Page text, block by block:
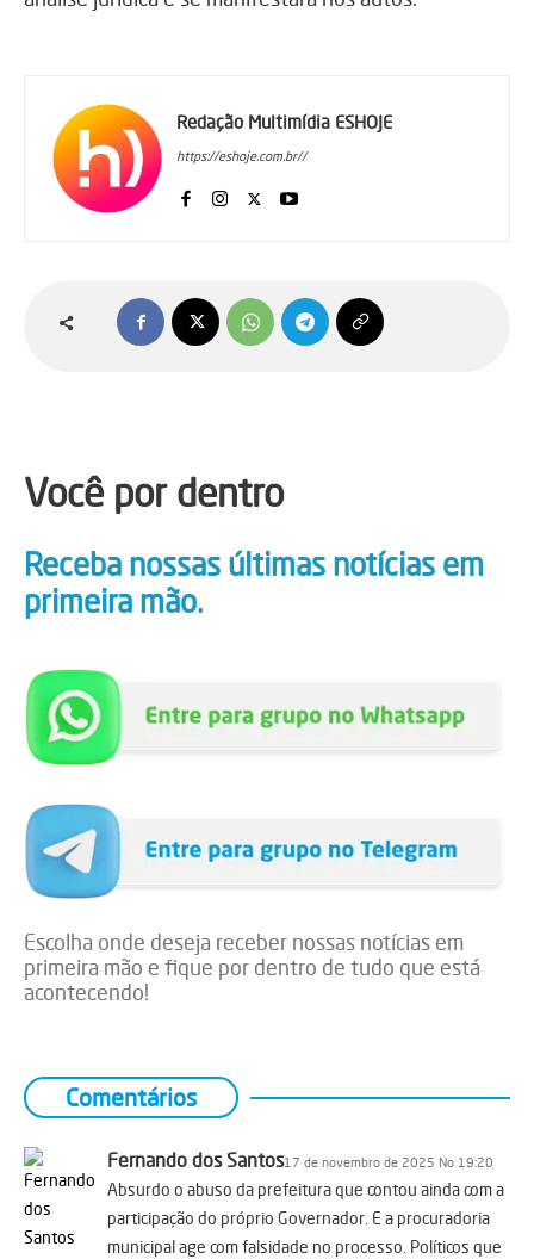
Redação Multimídia ESHOJE
https://eshoje.com.br//
Você por dentro
Receba nossas últimas notícias em
primeira mão.
Escolha onde deseja receber nossas notícias em
primeira mão e fique por dentro de tudo que está
acontecendo!
Comentários
Fernando dos Santos17 de novembro de 2025 No 19:20
Absurdo o abuso da prefeitura que contou ainda com a
participação do próprio Governador. E a procuradoria
municipal age com falsidade no processo. Políticos que